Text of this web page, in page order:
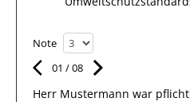
Note
01 /08
Herr Mustermann war